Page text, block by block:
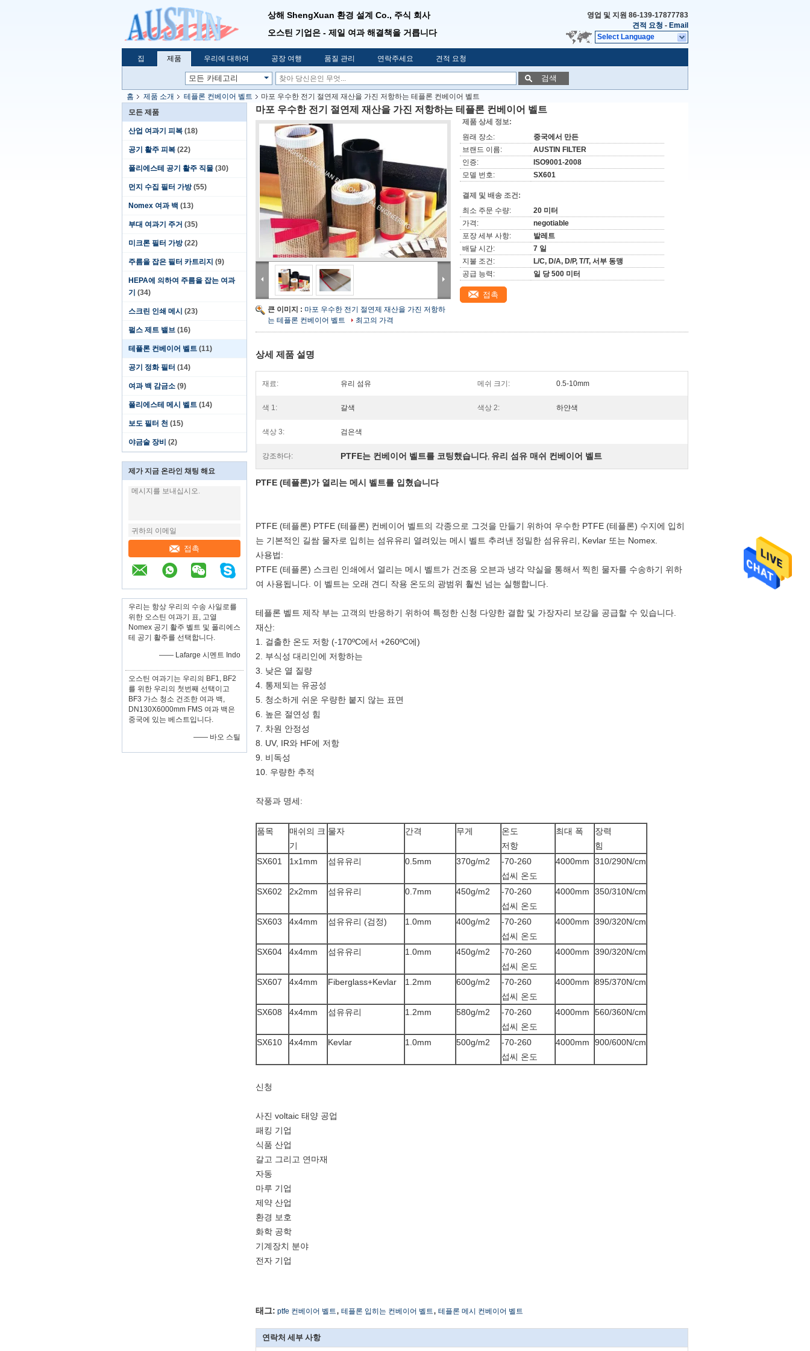
상해 ShengXuan 환경 설계 Co., 주식 회사
오스틴 기업은 - 제일 여과 해결책을 거릅니다
영업 및 지원 86-139-17877783
견적 요청 - Email
Select Language
집 제품 우리에 대하여 공장 여행 품질 관리 연락주세요 견적 요청
검색
홈 제품 소개 테플론 컨베이어 벨트
마포 우수한 전기 절연제 재산을 가진 저항하는 테플론 컨베이어 벨트
모든 제품
산업 여과기 피복 (18)
공기 활주 피복 (22)
폴리에스테 공기 활주 직물 (30)
먼지 수집 필터 가방 (55)
Nomex 여과 백 (13)
부대 여과기 주거 (35)
미크론 필터 가방 (22)
주름을 잡은 필터 카트리지 (9)
HEPA에 의하여 주름을 잡는 여과
기 (34)
스크린 인쇄 메시 (23)
펄스 제트 밸브 (16)
테플론 컨베이어 벨트 (11)
공기 정화 필터 (14)
여과 백 감금소 (9)
폴리에스테 메시 벨트 (14)
보도 필터 천 (15)
야금술 장비 (2)
제가 지금 온라인 채팅 해요
접촉
우리는 항상 우리의 수송 사일로를
위한 오스틴 여과기 표, 고열
Nomex 공기 활주 벨트 및 폴리에스
테 공기 활주를 선택합니다.
—— Lafarge 시멘트 Indo
오스틴 여과기는 우리의 BF1, BF2
를 위한 우리의 첫번째 선택이고
BF3 가스 청소 건조한 여과 백,
DN130X6000mm FMS 여과 백은
중국에 있는 베스트입니다.
—— 바오 스틸
마포 우수한 전기 절연제 재산을 가진 저항하는 테플론 컨베이어 벨트
큰 이미지 : 마포 우수한 전기 절연제 재산을 가진 저항하
는 테플론 컨베이어 벨트
최고의 가격
제품 상세 정보:
원래 장소:
중국에서 만든
브랜드 이름:
AUSTIN FILTER
인증:
ISO9001-2008
모델 번호:
SX601
결제 및 배송 조건:
최소 주문 수량:
20 미터
가격:
negotiable
포장 세부 사항:
발레트
배달 시간:
7 일
지불 조건:
L/C, D/A, D/P, T/T, 서부 동맹
공급 능력:
일 당 500 미터
접촉
상세 제품 설명
재료: 유리 섬유 메쉬 크기: 0.5-10mm
색 1: 갈색 색상 2: 하얀색
색상 3: 검은색
강조하다: PTFE는 컨베이어 벨트를 코팅했습니다, 유리 섬유 매쉬 컨베이어 벨트
PTFE (테플론)가 열리는 메시 벨트를 입혔습니다
PTFE (테플론) PTFE (테플론) 컨베이어 벨트의 각종으로 그것을 만들기 위하여 우수한 PTFE (테플론) 수지에 입히
는 기본적인 길쌈 물자로 입히는 섬유유리 열려있는 메시 벨트 추려낸 정밀한 섬유유리, Kevlar 또는 Nomex.
사용법:
PTFE (테플론) 스크린 인쇄에서 열리는 메시 벨트가 건조용 오븐과 냉각 약실을 통해서 찍힌 물자를 수송하기 위하
여 사용됩니다. 이 벨트는 오래 견디 작용 온도의 광범위 훨씬 넘는 실행합니다.
테플론 벨트 제작 부는 고객의 반응하기 위하여 특정한 신청 다양한 결합 및 가장자리 보강을 공급할 수 있습니다.
재산:
1. 걸출한 온도 저항 (-170ºC에서 +260ºC에)
2. 부식성 대리인에 저항하는
3. 낮은 열 질량
4. 통제되는 유공성
5. 청소하게 쉬운 우량한 붙지 않는 표면
6. 높은 절연성 힘
7. 차원 안정성
8. UV, IR와 HF에 저항
9. 비독성
10. 우량한 추적
작풍과 명세:
품목
매쉬의 크
기
물자 간격 무게
온도
저항
최대 폭
장력
힘
SX601
1x1mm 섬유유리 0.5mm 370g/m2
-70-260
섭씨 온도
4000mm 310/290N/cm
SX602 2x2mm 섬유유리 0.7mm 450g/m2
-70-260
섭씨 온도
4000mm 350/310N/cm
SX603 4x4mm 섬유유리 (검정) 1.0mm 400g/m2
-70-260
섭씨 온도
4000mm 390/320N/cm
SX604 4x4mm 섬유유리 1.0mm 450g/m2
-70-260
섭씨 온도
4000mm 390/320N/cm
SX607 4x4mm Fiberglass+Kevlar 1.2mm 600g/m2
-70-260
섭씨 온도
4000mm 895/370N/cm
SX608 4x4mm 섬유유리 1.2mm 580g/m2
-70-260
섭씨 온도
4000mm 560/360N/cm
SX610 4x4mm Kevlar 1.0mm 500g/m2
-70-260
섭씨 온도
4000mm 900/600N/cm
신청
사진 voltaic 태양 공업
패킹 기업
식품 산업
갈고 그리고 연마재
자동
마루 기업
제약 산업
환경 보호
화학 공학
기계장치 분야
전자 기업
태그: ptfe 컨베이어 벨트, 테플론 입히는 컨베이어 벨트, 테플론 메시 컨베이어 벨트
연락처 세부 사항